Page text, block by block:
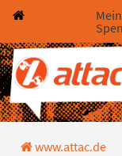
Direkt zum
Direkt zur Haupt-
Direkt zur Service-
Direkt zur Footer-
Direkt zum
Teaser-
www.attac.de